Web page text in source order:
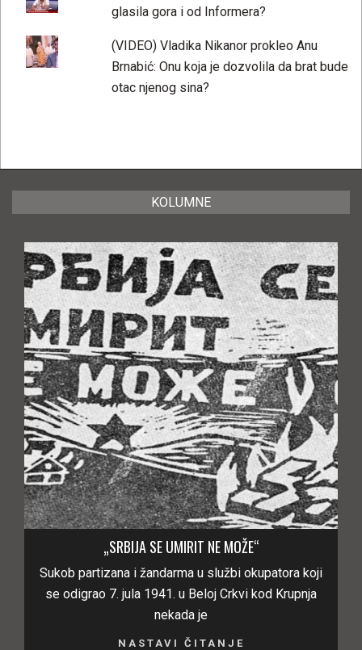
glasila gora i od Informera?
(VIDEO) Vladika Nikanor prokleo Anu
Brnabić: Onu koja je dozvolila da brat bude
otac njenog sina?
KOLUMNE
„SRBIJA SE UMIRIT NE MOŽE“
Sukob partizana i žandarma u službi okupatora koji
se odigrao 7. jula 1941. u Beloj Crkvi kod Krupnja
nekada je
NASTAVI ČITANJE